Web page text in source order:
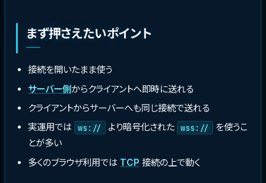
まず押さえたいポイント
接続を開いたまま使う
サーバー側 からクライアントへ即時に送れる
クライアントからサーバーへも同じ接続で送れる
実運用では
ws:// より暗号化された wss://
を使うこ
とが多い
多くのブラウザ利用では TCP 接続の上で動く